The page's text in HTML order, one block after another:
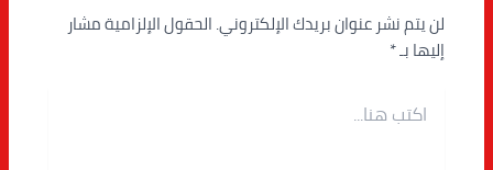
لن يتم نشر عنوان بريدك الإلكتروني.الحقول الإلزامية مشار
إليها بـ*
هنا...